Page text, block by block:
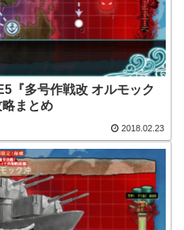
『多号作戦改 オルモック
まとめ
2018.02.23